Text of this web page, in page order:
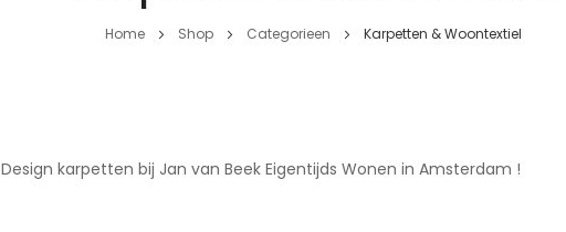
Home Shop Categorieen Karpetten & Woontextiel
Design karpetten bij Jan van Beek Eigentijds Wonen in Amsterdam !